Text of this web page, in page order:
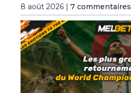
8 août 2026 | 7 commentaires